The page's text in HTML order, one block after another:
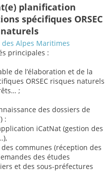
planification
spécifiques ORSEC
Alpes Maritimes
principales :
de l’élaboration et de la
ORSEC risques naturels
;
des dossiers de
:
iCatNat (gestion des
communes (réception des
des études
et des sous-préfectures